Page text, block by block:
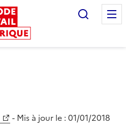
- Mis à jour le : 01/01/2018